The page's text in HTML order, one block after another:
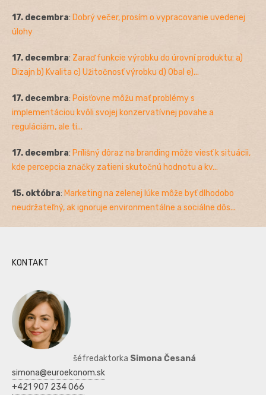
17. decembra: Dobrý večer, prosím o vypracovanie uvedenej
úlohy
17. decembra: Zaraď funkcie výrobku do úrovní produktu: a)
Dizajn b) Kvalita c) Užitočnosť výrobku d) Obal e)...
17. decembra: Poisťovne môžu mať problémy s
implementáciou kvôli svojej konzervatívnej povahe a
reguláciám, ale ti...
17. decembra: Prílišný dôraz na branding môže viesť k situácii,
kde percepcia značky zatieni skutočnú hodnotu a kv...
15. októbra: Marketing na zelenej lúke môže byť dlhodobo
neudržateľný, ak ignoruje environmentálne a sociálne dôs...
KONTAKT
šéfredaktorka Simona Česaná
simona@euroekonom.sk
+421 907 234 066